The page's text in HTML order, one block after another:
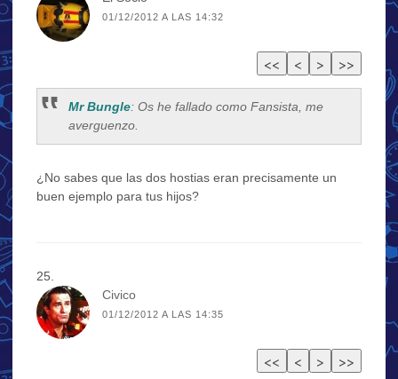
01/12/2012 A LAS 14:32
Mr Bungle: Os he fallado como Fansista, me
averguenzo.
¿No sabes que las dos hostias eran precisamente un
buen ejemplo para tus hijos?
Civico
01/12/2012 A LAS 14:35